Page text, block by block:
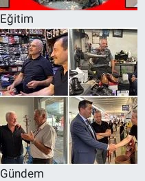
Eğitim
Gündem